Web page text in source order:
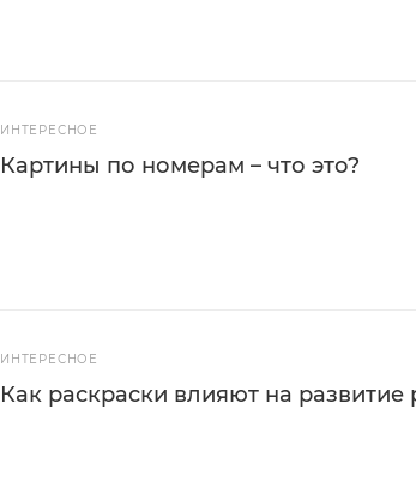
ИНТЕРЕСНОЕ
Картины по номерам – что это?
ИНТЕРЕСНОЕ
Как раскраски влияют на развитие